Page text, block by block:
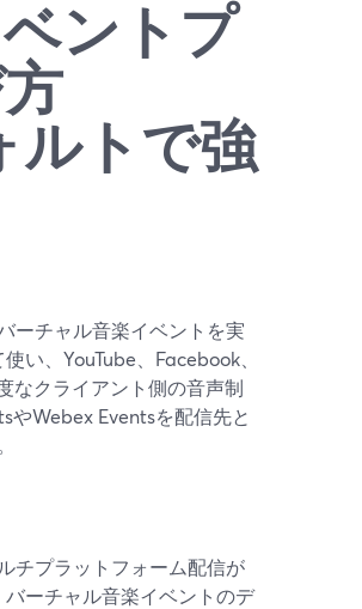
ントプ
ルトで強
ーチャル音楽イベントを実
い、YouTube、Facebook、
なクライアント側の音声制
やWebex Eventsを配信先と
チプラットフォーム配信が
ーチャル音楽イベントのデ